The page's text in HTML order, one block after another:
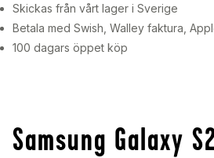
Skickas från vårt lager i Sverige
Betala med Swish, Walley faktura,
100 dagars öppet köp
Samsung Galaxy